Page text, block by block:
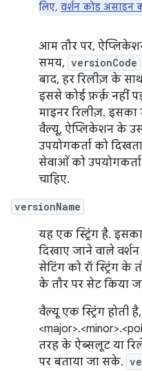
लिए, वर्शन कोड असाइन
आम तौर पर,
समय, versionCode
बाद, हर रिलीज़ के
इससे कोई फ़र्क़ नहीं
माइनर रिलीज़.
वैल्यू, ऐप्लिकेशन के उस
उपयोगकर्ता को
सेवाओं को
चाहिए.
versionName
यह एक स्ट्रिंग है.
दिखाए जाने वाले
सेटिंग को रॉ स्ट्रिंग के
के तौर पर सेट किया
वैल्यू एक स्ट्रिंग होती
तरह के ऐब्सलूट या
पर बताया जा सके.